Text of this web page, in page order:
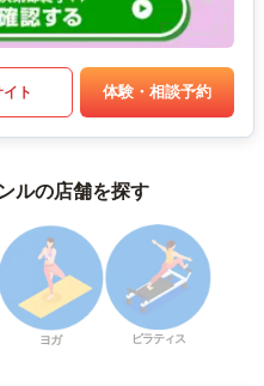
ト 体験・相談予約
ルの店舗を探す
ヨガ ピラティス